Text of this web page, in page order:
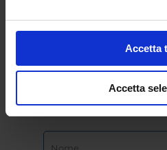
Accetta
Accetta
richiedi
sull’offerta